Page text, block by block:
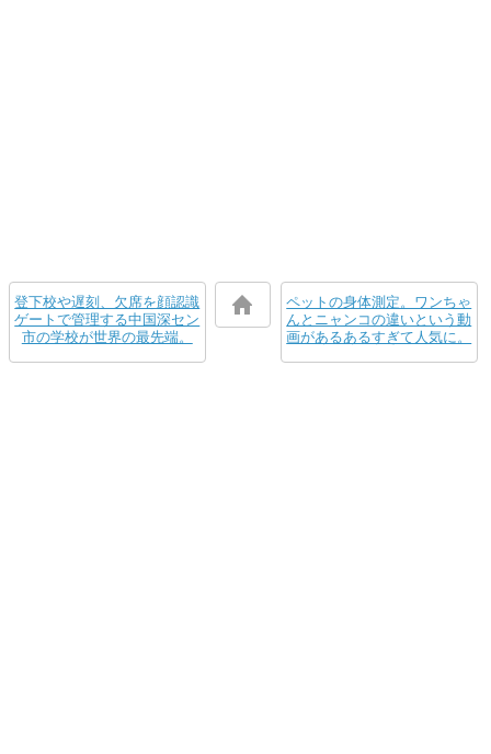
登下校や遅刻、欠席を顔認識
ゲートで管理する中国深セン
市の学校が世界の最先端。
ペットの身体測定。ワンちゃ
んとニャンコの違いという動
画があるあるすぎて人気に。